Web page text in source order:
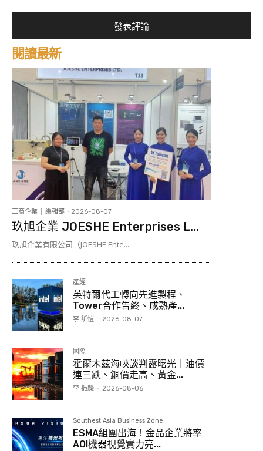
*
閱讀最新
工商企業 編輯部 - 2026-08-07
玖旭企業 JOESHE Enterprises L...
玖旭企業有限公司（JOESHE Ente...
產經
英特爾代工轉向先進製程、
Tower合作告終、成熟產...
李 訢愷 - 2026-08-07
國際
霍爾木茲海峽談判露曙光｜油價
連三跌、銅價走高、黃金...
李 振麟 - 2026-08-06
Southest Asia Business Zone
ESMA組團出海！金品企業將率
AOI機器視覺實力亮...